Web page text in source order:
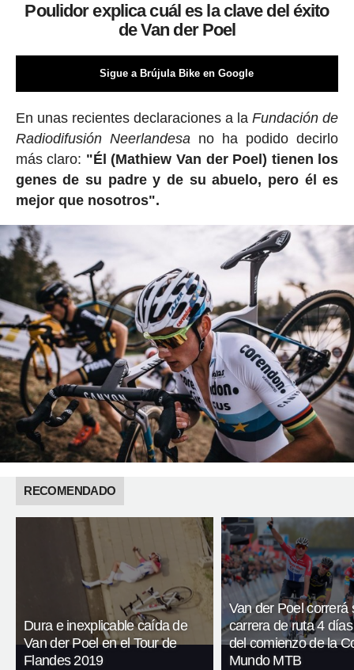
Poulidor explica cuál es la clave del éxito
de Van der Poel
Sigue a Brújula Bike en Google
En unas recientes declaraciones a laFundación de
Radiodifusión Neerlandesa no ha podido decirlo
más claro: "Él (Mathiew Van der Poel) tienen los
genes de su padre y de su abuelo, pero él es
mejor que nosotros".
RECOMENDADO
Dura e inexplicable caída de
Van der Poel en el Tour de
Flandes 2019
Van der Poel correrá
carrera de ruta 4
del comienzo de la
Mundo MTB